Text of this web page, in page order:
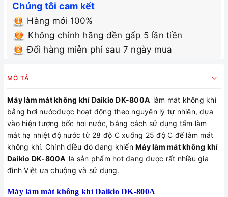
Chúng tôi cam kết
Hàng mới 100%
Không chính hãng đền gấp 5 lần tiền
Đổi hàng miễn phí sau 7 ngày mua
MÔ TẢ
Máy làm mát không khí Daikio DK-800A làm mát không khí
bằng hơi nướcđược hoạt động theo nguyên lý tự nhiên, dựa
vào hiện tượng bốc hơi nước, bằng cách sử dụng tấm làm
mát hạ nhiệt độ nước từ 28 độ C xuống 25 độ C để làm mát
không khí. Chính điều đó đang khiến Máy làm mát không khí
Daikio DK-800A là sản phẩm hot đang được rất nhiều gia
đình Việt ưa chuộng và sử dụng.
Máy làm mát không khí Daikio DK-800A